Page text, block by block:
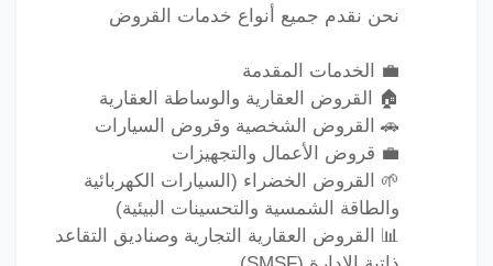
نحن نقدم جميع أنواع خدمات القروض
💼 الخدمات المقدمة
🏠 القروض العقارية والوساطة العقارية
🚗 القروض الشخصية وقروض السيارات
💼 قروض الأعمال والتجهيزات
🌱 القروض الخضراء (السيارات الكهربائية
والطاقة الشمسية والتحسينات البيئية)
📊 القروض العقارية التجارية وصناديق التقاعد